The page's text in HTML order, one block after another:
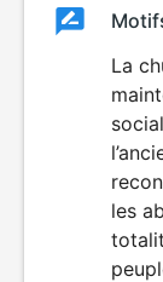
Classement
La
les